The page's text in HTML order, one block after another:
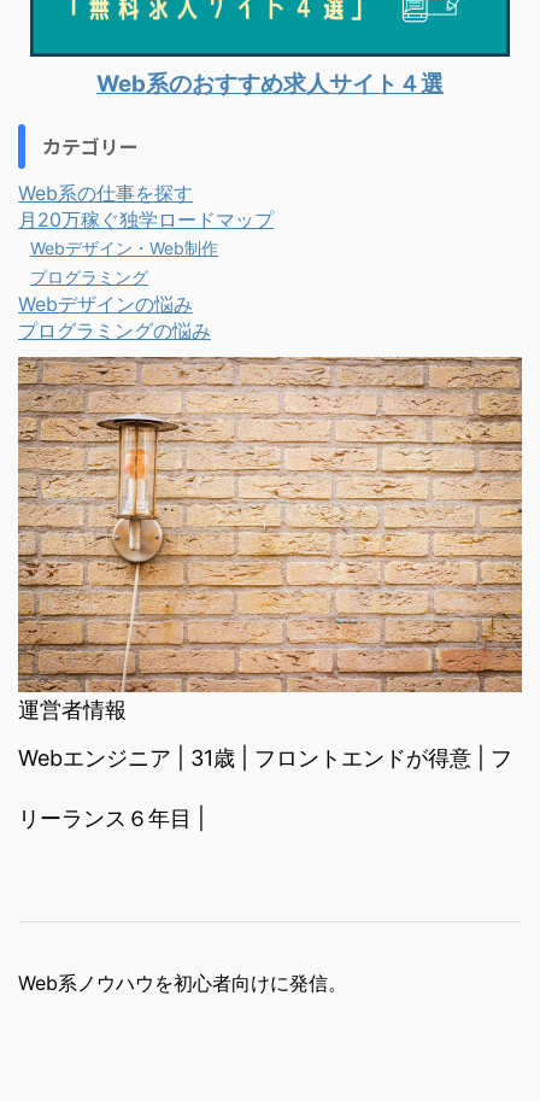
Web系のおすすめ求人サイト４選
カテゴリー
Web系の仕事を探す
月20万稼ぐ独学ロードマップ
Webデザイン・Web制作
プログラミング
Webデザインの悩み
プログラミングの悩み
運営者情報
Webエンジニア | 31歳 | フロントエンドが得意 | フ
リーランス６年目 |
Web系ノウハウを初心者向けに発信。